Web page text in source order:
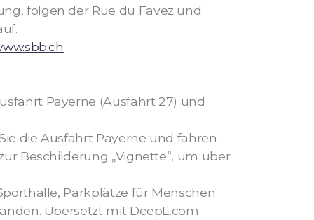
folgen der Rue du Favez und
Payerne (Ausfahrt 27) und
die Ausfahrt Payerne und fahren
Beschilderung „Vignette“, um über
Parkplätze für Menschen
Übersetzt mit DeepL.com